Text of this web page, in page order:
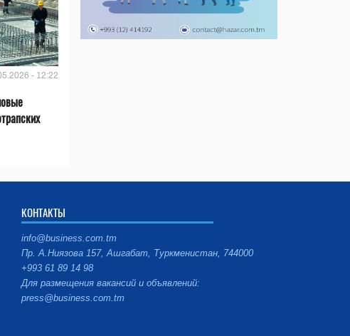
- 12:22
КОНТАКТЫ
info@business.com.tm
Пр. А.Ниязова 157, Ашгабат, Туркменистан, 744000
+993 61 89 14 98
Для размещения вакансий и объявлений:
press@business.com.tm